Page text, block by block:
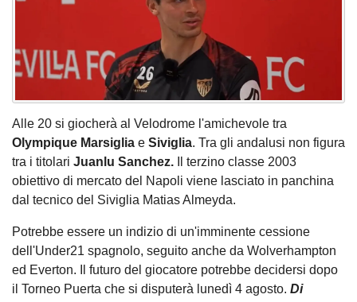
Alle 20 si giocherà al Velodrome l'amichevole tra
Olympique Marsiglia e Siviglia. Tra gli andalusi non figura
tra i titolari Juanlu Sanchez. Il terzino classe 2003
obiettivo di mercato del Napoli viene lasciato in panchina
dal tecnico del Siviglia Matias Almeyda.
Potrebbe essere un indizio di un'imminente cessione
dell'Under21 spagnolo, seguito anche da Wolverhampton
ed Everton. Il futuro del giocatore potrebbe decidersi dopo
il Torneo Puerta che si disputerà lunedì 4 agosto. Di